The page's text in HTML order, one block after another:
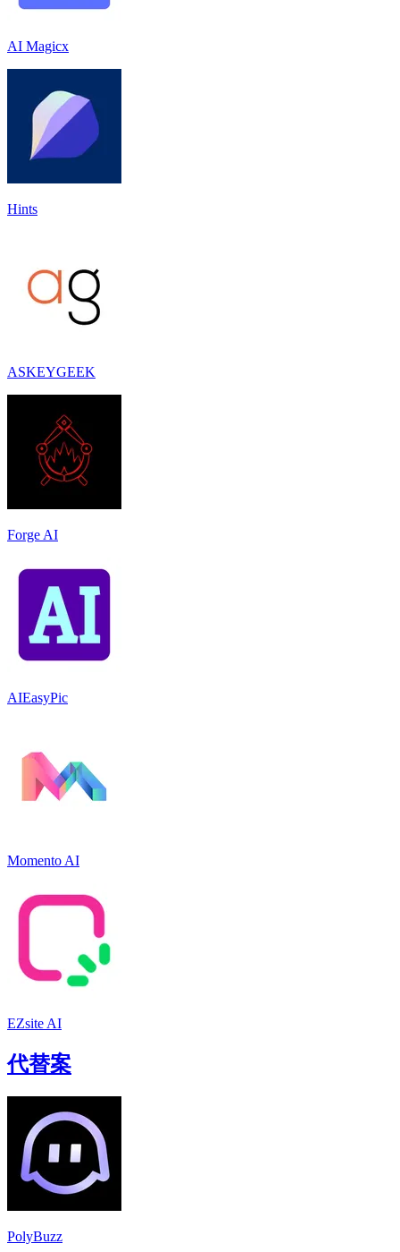
AI Magicx
Hints
ASKEYGEEK
Forge AI
AIEasyPic
Momento AI
EZsite AI
代替案
PolyBuzz